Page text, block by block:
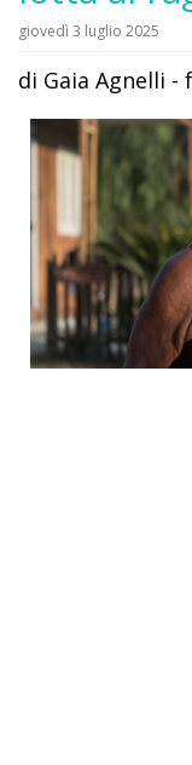
giovedì 3 luglio 2025
di Gaia Agnelli -